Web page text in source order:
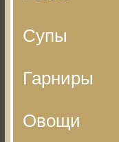
Супы
Гарниры
Овощи